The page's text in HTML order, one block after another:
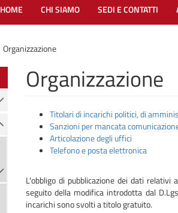
HOME CHI SIAMO SEDI E CONTATTI
Organizzazione
Organizzazione
Titolari di incarichi politici, di
Sanzioni per mancata
Articolazione degli uffici
Telefono e posta elettronica
L'obbligo di pubblicazione dei dati
seguito della modifica introdotta dal
incarichi sono svolti a titolo gratuito.